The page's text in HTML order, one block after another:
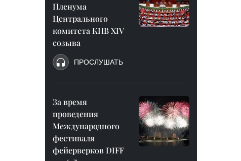
Пленума
Центрального
комитета КПВ XIV
созыва
ПРОСЛУШАТЬ
За время
проведения
Международного
фестиваля
фейерверков DIFF